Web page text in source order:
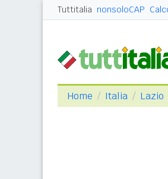
Tuttitalia nonsoloCAP
Home Italia Lazio